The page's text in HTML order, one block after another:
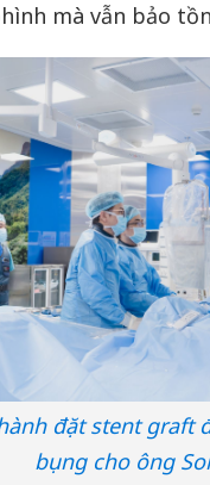
mà vẫn bảo
đặt stent graft
bụng cho ông